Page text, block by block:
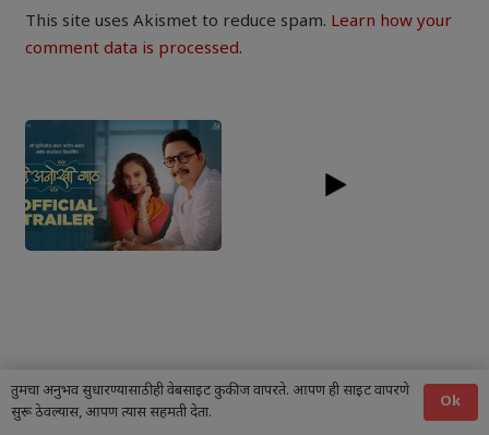
This site uses Akismet to reduce spam. Learn how your
comment data is processed.
तुमचा अनुभव सुधारण्यासाठी ही वेबसाइट कुकीज वापरते. आपण ही साइट वापरणे
सुरू ठेवल्यास, आपण त्यास सहमती देता.
Ok